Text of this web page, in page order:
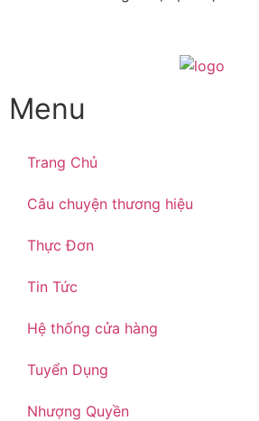
Menu
Trang Chủ
Câu chuyện thương hiệu
Thực Đơn
Tin Tức
Hệ thống cửa hàng
Tuyển Dụng
Nhượng Quyền